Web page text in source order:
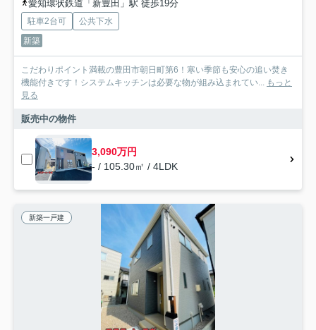
愛知環状鉄道「新豊田」駅 徒歩19分
駐車2台可
公共下水
新築
こだわりポイント満載の豊田市朝日町第6！寒い季節も安心の追い焚き
機能付きです！システムキッチンは必要な物が組み込まれてい... もっと
見る
販売中の物件
3,090万円
- / 105.30㎡ / 4LDK
新築一戸建